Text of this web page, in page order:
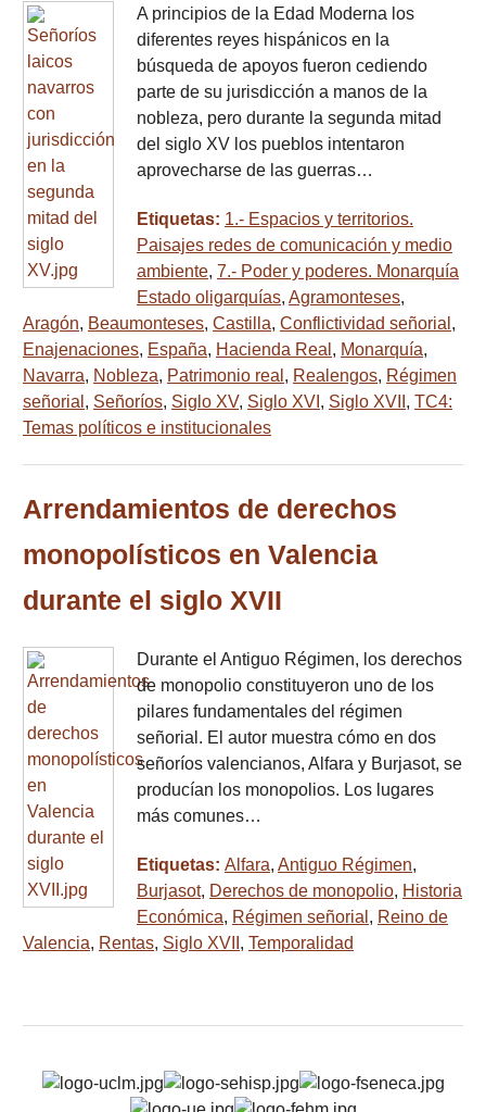
A principios de la Edad Moderna los
diferentes reyes hispánicos en la
búsqueda de apoyos fueron cediendo
parte de su jurisdicción a manos de la
nobleza, pero durante la segunda mitad
del siglo XV los pueblos intentaron
aprovecharse de las guerras…
Etiquetas: 1.- Espacios y territorios.
Paisajes redes de comunicación y medio
ambiente, 7.- Poder y poderes. Monarquía
Estado oligarquías, Agramonteses,
Aragón, Beaumonteses, Castilla, Conflictividad señorial ,
Enajenaciones, España, Hacienda Real , Monarquía,
Navarra, Nobleza, Patrimonio real , Realengos, Régimen
señorial , Señoríos, Siglo XV, Siglo XVI , Siglo XVII , TC4:
Temas políticos e institucionales
Arrendamientos de derechos
monopolísticos en Valencia
durante el siglo XVII
Durante el Antiguo Régimen, los derechos
de monopolio constituyeron uno de los
pilares fundamentales del régimen
señorial. El autor muestra cómo en dos
señoríos valencianos, Alfara y Burjasot, se
producían los monopolios. Los lugares
más comunes…
Etiquetas: Alfara, Antiguo Régimen,
Burjasot, Derechos de monopolio, Historia
Económica, Régimen señorial , Reino de
Valencia, Rentas, Siglo XVII , Temporalidad